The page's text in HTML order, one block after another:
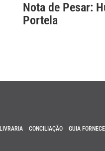
Nota de Pesar:
Portela
LIVRARIA CONCILIAÇÃO GUIA